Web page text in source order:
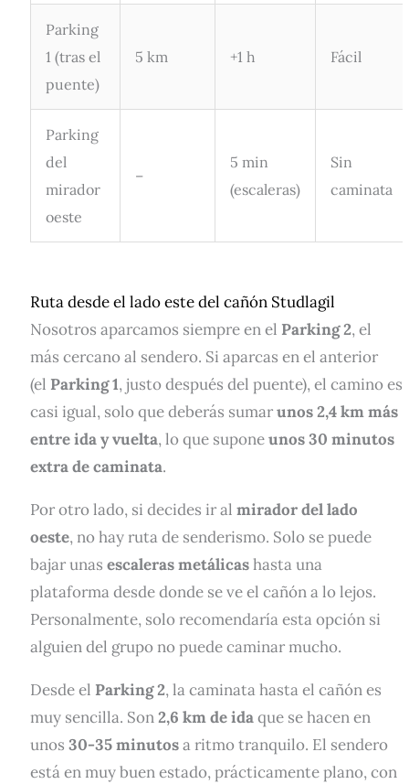
Parking
1 (tras el
puente)
5 km +1 h Fácil
Parking
del
mirador
oeste
–
5 min
(escaleras)
Sin
caminata
Ruta desde el lado este del cañón Studlagil
Nosotros aparcamos siempre en el Parking 2, el
más cercano al sendero. Si aparcas en el anterior
(el Parking 1, justo después del puente), el camino es
casi igual, solo que deberás sumarunos 2,4 km más
entre ida y vuelta, lo que suponeunos 30 minutos
extra de caminata.
Por otro lado, si decides ir al mirador del lado
oeste, no hay ruta de senderismo. Solo se puede
bajar unas escaleras metálicashasta una
plataforma desde donde se ve el cañón a lo lejos.
Personalmente, solo recomendaría esta opción si
alguien del grupo no puede caminar mucho.
Desde el Parking 2, la caminata hasta el cañón es
muy sencilla. Son2,6 km de idaque se hacen en
unos 30-35 minutosa ritmo tranquilo. El sendero
está en muy buen estado, prácticamente plano, con